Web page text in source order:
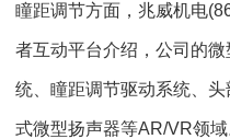
瞳距调节方面，兆威机电
者互动平台介绍，公司的
统、瞳距调节驱动系统、
式微型扬声器等AR/VR领域